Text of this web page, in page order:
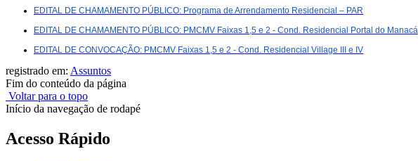
EDITAL DE CHAMAMENTO PÚBLICO: Programa de Arrendamento Residencial – PAR
EDITAL DE CHAMAMENTO PÚBLICO: PMCMV Faixas 1,5 e 2 - Cond. Residencial Portal do Manacá
EDITAL DE CONVOCAÇÃO: PMCMV Faixas 1,5 e 2 - Cond. Residencial Village III e IV
registrado em: Assuntos
Fim do conteúdo da página
Voltar para o topo
Início da navegação de rodapé
Acesso Rápido